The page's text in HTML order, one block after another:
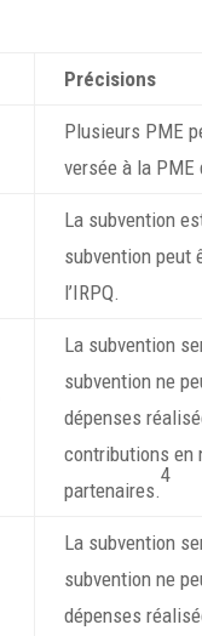
Précisions
Plusieurs PME
versée à la
La subvention
subvention peut
l’IRPQ.
La subvention
subvention ne
dépenses
contributions en
partenaires.
4
La subvention
subvention ne
dépenses